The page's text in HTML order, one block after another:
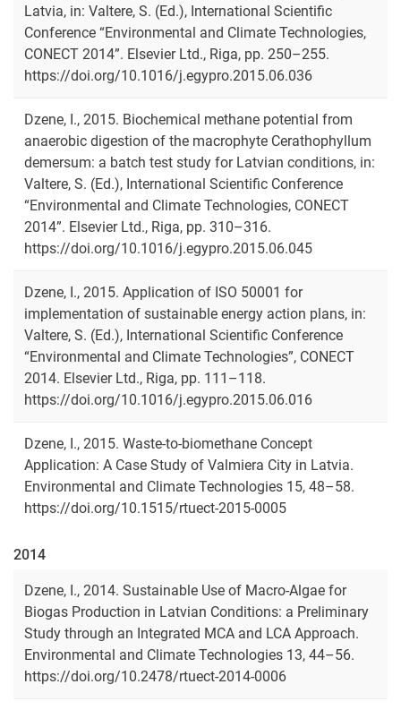
Latvia, in: Valtere, S. (Ed.), International Scientific
Conference “Environmental and Climate Technologies,
CONECT 2014”. Elsevier Ltd., Riga, pp. 250–255.
https://doi.org/10.1016/j.egypro.2015.06.036
Dzene, I., 2015. Biochemical methane potential from
anaerobic digestion of the macrophyte Cerathophyllum
demersum: a batch test study for Latvian conditions, in:
Valtere, S. (Ed.), International Scientific Conference
“Environmental and Climate Technologies, CONECT
2014”. Elsevier Ltd., Riga, pp. 310–316.
https://doi.org/10.1016/j.egypro.2015.06.045
Dzene, I., 2015. Application of ISO 50001 for
implementation of sustainable energy action plans, in:
Valtere, S. (Ed.), International Scientific Conference
“Environmental and Climate Technologies”, CONECT
2014. Elsevier Ltd., Riga, pp. 111–118.
https://doi.org/10.1016/j.egypro.2015.06.016
Dzene, I., 2015. Waste-to-biomethane Concept
Application: A Case Study of Valmiera City in Latvia.
Environmental and Climate Technologies 15, 48–58.
https://doi.org/10.1515/rtuect-2015-0005
2014
Dzene, I., 2014. Sustainable Use of Macro-Algae for
Biogas Production in Latvian Conditions: a Preliminary
Study through an Integrated MCA and LCA Approach.
Environmental and Climate Technologies 13, 44–56.
https://doi.org/10.2478/rtuect-2014-0006